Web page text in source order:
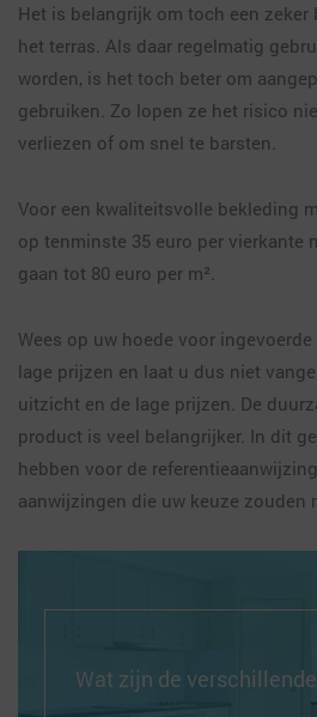
Het is belangrijk om toch een
het terras. Als daar regelmatig
worden, is het toch beter om
gebruiken. Zo lopen ze het risico
verliezen of om snel te barsten.
Voor een kwaliteitsvolle bekleding
op tenminste 35 euro per vierkante
gaan tot 80 euro per m².
Wees op uw hoede voor
lage prijzen en laat u dus niet
uitzicht en de lage prijzen. De
product is veel belangrijker. In dit
hebben voor de
aanwijzingen die uw keuze zouden
Wat zijn de